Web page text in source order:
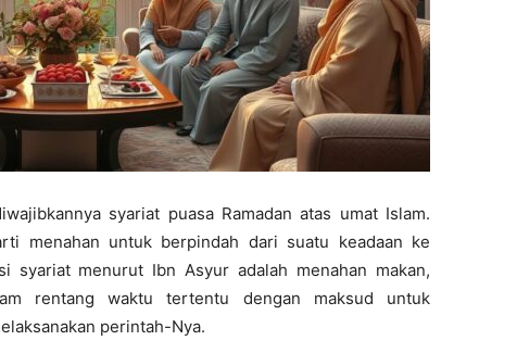
syariat puasa Ramadan atas umat Islam.
menahan untuk berpindah dari suatu keadaan ke
syariat menurut Ibn Asyur adalah menahan makan,
rentang waktu tertentu dengan maksud untuk
perintah-Nya.